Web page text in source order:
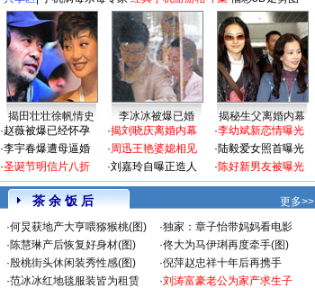
揭田壮壮徐帆情史 李冰冰被爆已婚
揭秘生父离婚内幕
·赵薇被爆已经怀孕
·李宇春爆遭母逼婚
·圣诞节明信片八折
·揭刘晓庆离婚内幕
·周迅王艳婆媳相见
·刘嘉玲自曝正造人
·李幼斌新恋情曝光
·陆毅爱女照首曝光
·陈好新男友被曝光
茶 余 饭 后
更多>>
·何炅获地产大亨喂猕猴桃(图) ·独家：章子怡带妈妈看电影
·陈慧琳产后恢复好身材(图) ·佟大为马伊琍再度牵手(图)
·殷桃街头休闲装秀性感(图) ·倪萍赵忠祥十年后再携手
·范冰冰红地毯服装皆为租赁 ·刘涛富豪老公为家产求生子